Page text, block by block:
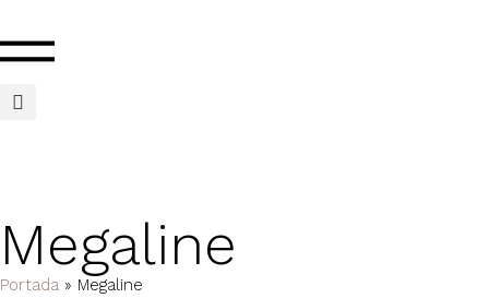
Megaline
Portada » Megaline